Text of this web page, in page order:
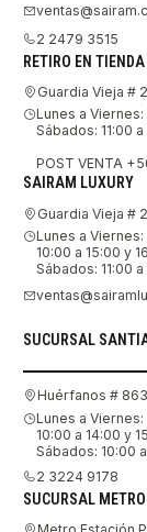
2 2479 3515
RETIRO EN TIENDA
Guardia Vieja #
Lunes a Viernes:
Sábados: 11:00
POST VENTA
SAIRAM LUXURY
Guardia Vieja #
Lunes a Viernes:
10:00 a 15:00 y
Sábados: 11:00
SUCURSAL
Huérfanos #
Lunes a Viernes:
10:00 a 14:00 y
Sábados: 10:00
2 3224 9178
SUCURSAL